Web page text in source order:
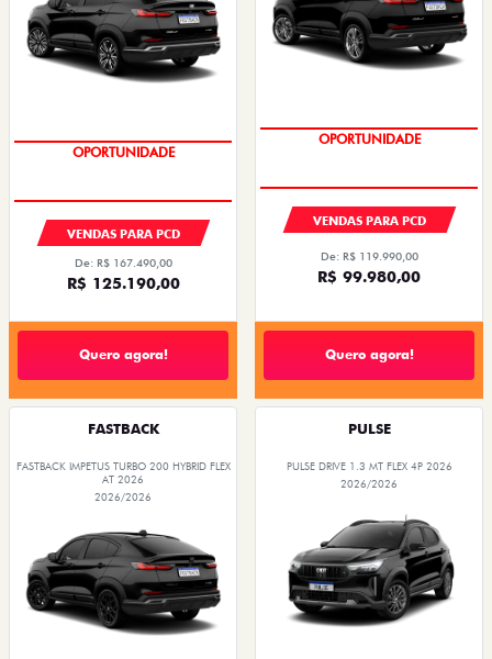
OPORTUNIDADE
VENDAS PARA PCD
De: R$ 167.490,00
R$ 125.190,00
Quero agora!
OPORTUNIDADE
VENDAS PARA PCD
De: R$ 119.990,00
R$ 99.980,00
Quero agora!
FASTBACK
FASTBACK IMPETUS TURBO 200 HYBRID FLEX
AT 2026
2026/2026
PULSE
PULSE DRIVE 1.3 MT FLEX 4P 2026
2026/2026